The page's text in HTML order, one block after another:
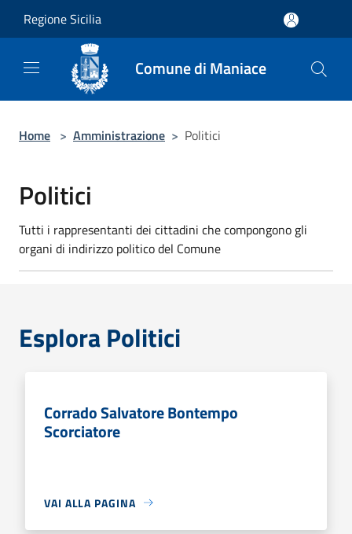
Regione Sicilia
Comune di Maniace
Home > Amministrazione > Politici
Politici
Tutti i rappresentanti dei cittadini che compongono gli
organi di indirizzo politico del Comune
Esplora Politici
Corrado Salvatore Bontempo
Scorciatore
VAI ALLA PAGINA